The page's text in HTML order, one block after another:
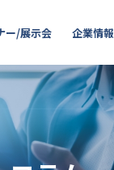
ー/展示会 企業情報